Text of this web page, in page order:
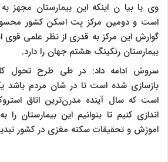
وی با بیا ن اینکه این بیمارستان مجهز
است و دومین مرکز پت اسکن کشور
گوارش این مرکز به قدری از نظر علمی
بیمارستان رنکینگ هشتم جهان را دارد.
سروش ادامه داد: در طی طرح تحول
بازسازی شده است تا در شان مردم باشد
است که سال آینده مدرن‌ترین اتاق
اندازی کنیم تا بتوانیم این بیمارستان
اموزش و تحقیقات سکته مغزی در کشور